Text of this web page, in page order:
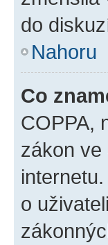
do
Nahoru
Co
COPPA,
zákon ve
o